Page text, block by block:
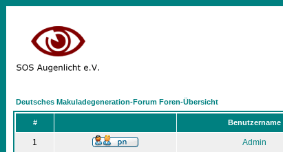
Deutsches Makuladegeneration-Forum Foren-Übersicht
# Benutzername
1 Admin